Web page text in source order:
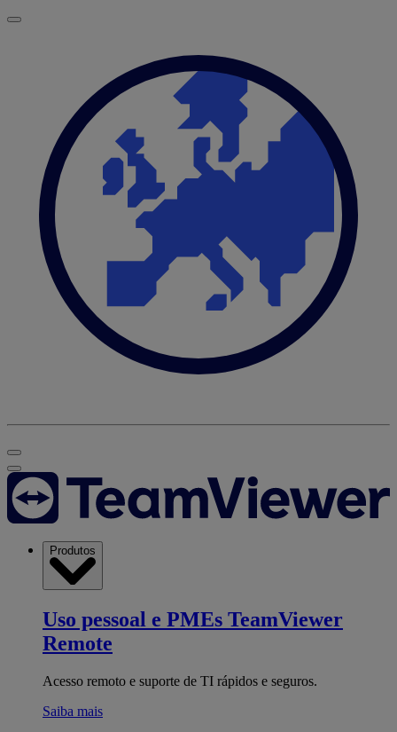
Produtos
Uso pessoal e PMEs TeamViewer
Remote
Acesso remoto e suporte de TI rápidos e seguros.
Saiba mais